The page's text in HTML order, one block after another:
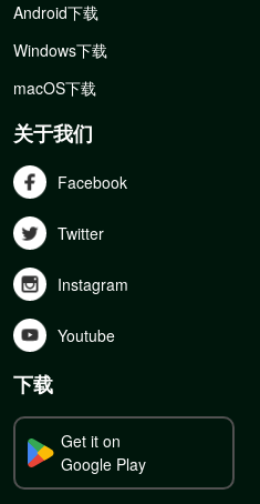
Android下载
Windows下载
macOS下载
关于我们
Facebook
Twitter
Instagram
Youtube
下载
Get it on
Google Play